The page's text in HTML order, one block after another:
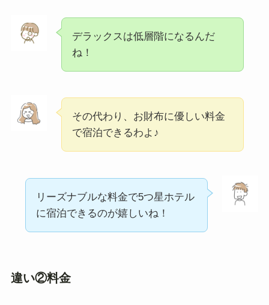
デラックスは低層階になるんだ
ね！
その代わり、お財布に優しい料金
で宿泊できるわよ♪
リーズナブルな料金で5つ星ホテル
に宿泊できるのが嬉しいね！
違い②料金